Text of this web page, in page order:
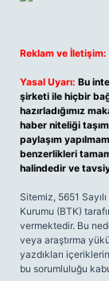
Reklam ve İletişim:
Yasal Uyarı: Bu
şirketi ile hiçbir
hazırladığımız
haber niteliği
paylaşım
benzerlikleri
halindedir ve
Sitemiz, 5651
Kurumu (BTK)
vermektedir. Bu
veya araştırma
yazdıkları
bu sorumluluğu